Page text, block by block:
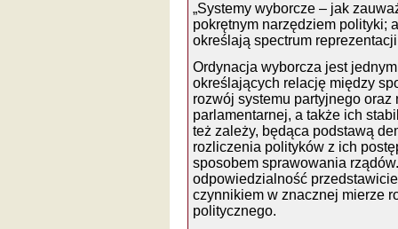
„Systemy wyborcze – jak
pokrętnym narzędziem polityki;
określają spectrum
Ordynacja wyborcza jest
określających relację między
rozwój systemu partyjnego oraz
parlamentarnej, a także ich
też zależy, będąca podstawą
rozliczenia polityków z ich
sposobem sprawowania
odpowiedzialność
czynnikiem w znacznej mierze
politycznego.